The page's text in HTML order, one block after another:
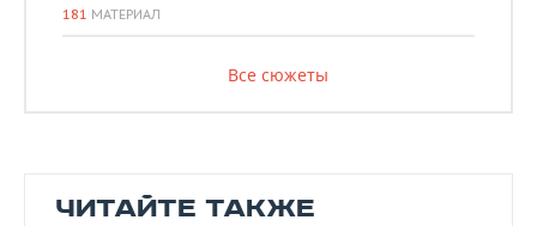
181 МАТЕРИАЛ
Все сюжеты
ЧИТАЙТЕ ТАКЖЕ